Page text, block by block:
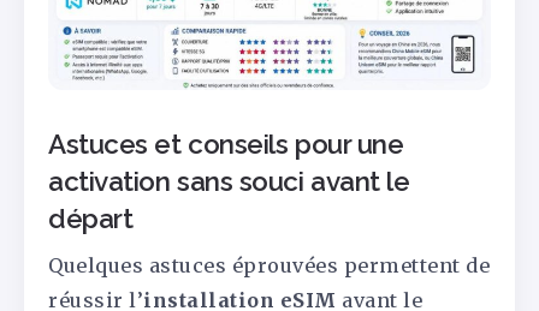
Astuces et conseils pour une
activation sans souci avant le
départ
Quelques astuces éprouvées permettent de
réussir l’installation eSIM avant le